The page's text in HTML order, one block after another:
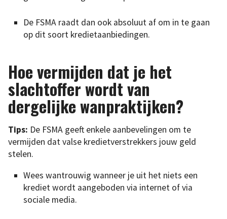
De FSMA raadt dan ook absoluut af om in te gaan
op dit soort kredietaanbiedingen.
Hoe vermijden dat je het
slachtoffer wordt van
dergelijke wanpraktijken?
Tips: De FSMA geeft enkele aanbevelingen om te
vermijden dat valse kredietverstrekkers jouw geld
stelen.
Wees wantrouwig wanneer je uit het niets een
krediet wordt aangeboden via internet of via
sociale media.